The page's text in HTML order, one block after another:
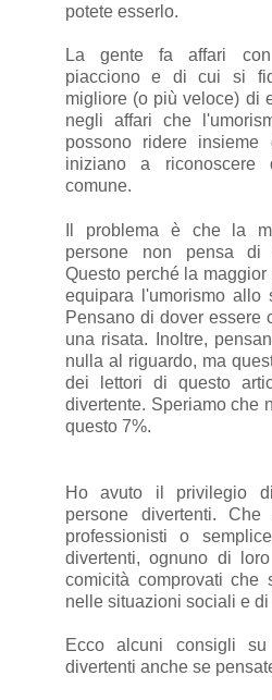
potete esserlo.
La gente fa affari
piacciono e di cui si
migliore (o più veloce) di
negli affari che
possono ridere insieme
iniziano a
comune.
Il problema è che la
persone non pensa di
Questo perché la
equipara l'umorismo allo
Pensano di dover essere
una risata. Inoltre,
nulla al riguardo, ma
dei lettori di questo
divertente. Speriamo che
questo 7%.
Ho avuto il privilegio
persone divertenti.
professionisti o
divertenti, ognuno di
comicità comprovati che
nelle situazioni sociali e di
Ecco alcuni consigli
divertenti anche se